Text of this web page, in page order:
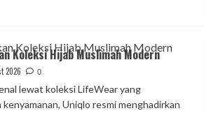
Koleksi Hijab Muslimah Modern
2026 0
lewat koleksi LifeWear yang
Uniqlo resmi menghadirkan